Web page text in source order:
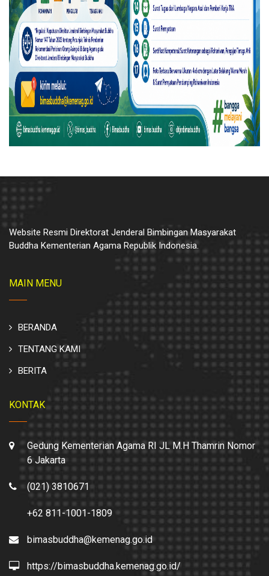
Website Resmi Direktorat Jenderal Bimbingan Masyarakat
Buddha Kementerian Agama Republik Indonesia.
MAIN MENU
BERANDA
TENTANG KAMI
BERITA
KONTAK
Gedung Kementerian Agama RI JL M.H Thamrin Nomor
6 Jakarta
(021) 3810671
+62 811-1001-1809
bimasbuddha@kemenag.go.id
https://bimasbuddha.kemenag.go.id/